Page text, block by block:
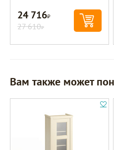
24 716Р
27 610Р
Вам также может